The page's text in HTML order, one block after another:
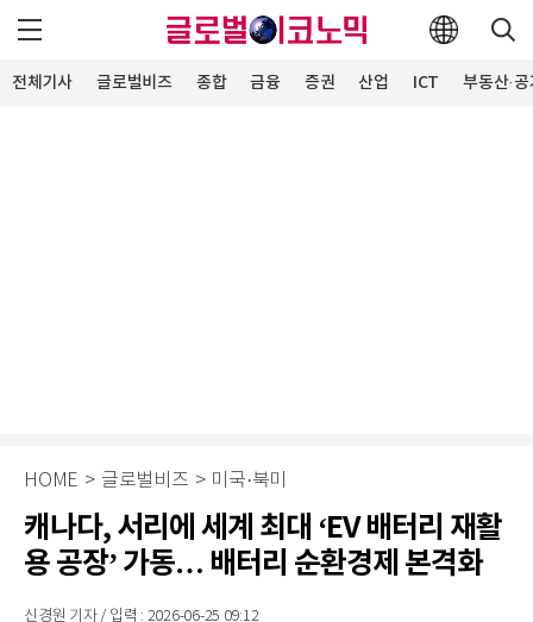
전체기사 글로벌비즈 종합 금융 증권 산업 ICT 부동산·
HOME > 글로벌비즈 > 미국·북미
캐나다, 서리에 세계 최대 ‘EV 배터리 재활
용 공장’ 가동… 배터리 순환경제 본격화
신경원 기자 / 입력 : 2026-06-25 09:12